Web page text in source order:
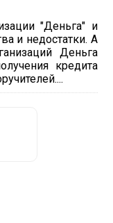
"Деньга" и
и недостатки. А
Деньга
кредита